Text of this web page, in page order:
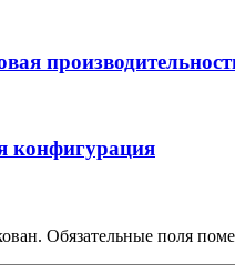
конфигурация
Обязательные поля